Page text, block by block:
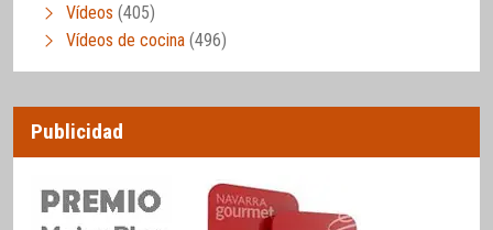
Vídeos (405)
Vídeos de cocina (496)
Publicidad